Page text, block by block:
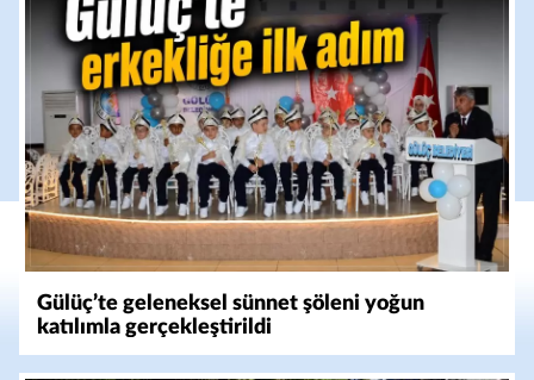
Gülüç’te geleneksel sünnet şöleni yoğun
katılımla gerçekleştirildi